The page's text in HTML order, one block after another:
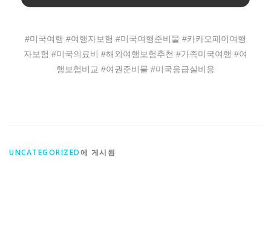
#미국여행 #여행자보험 #미국여행준비물 #카카오페이여행
자보험 #미국의료비 #해외여행보험추천 #가족미국여행 #여
행보험비교 #여권준비물 #미국응급실비용
UNCATEGORIZED에 게시됨